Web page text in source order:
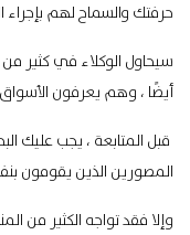
حرفتك والسماح لهم بإجراء
سيحاول الوكلاء في كثير
أيضًا ، وهم يعرفون
قبل المتابعة ، يجب عليك
المصورين الذين يقومون
وإلا فقد تواجه الكثير من